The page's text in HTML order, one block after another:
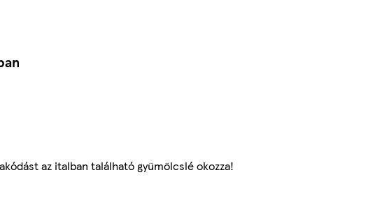
az italban található gyümölcslé okozza!